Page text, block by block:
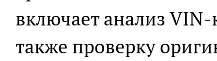
включает анализ
также проверку